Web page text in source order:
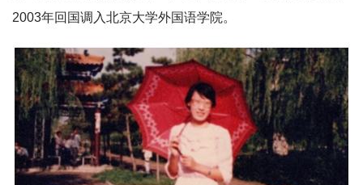
2003年回国调入北京大学外国语学院。